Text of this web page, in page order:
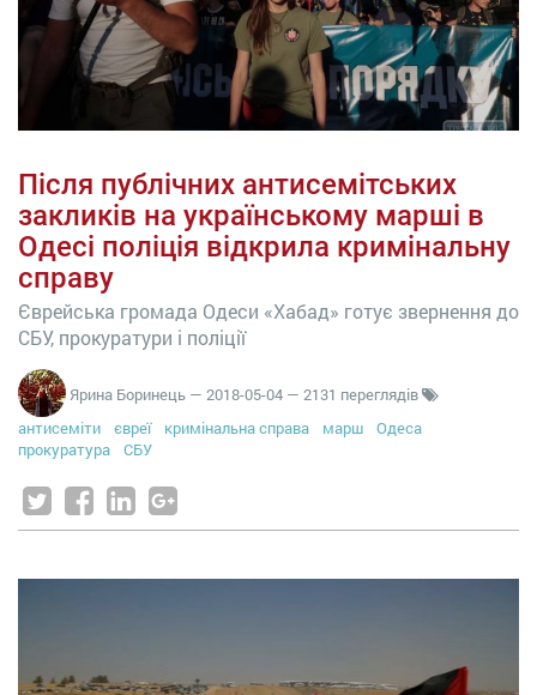
Після публічних антисемітських
закликів на українському марші в
Одесі поліція відкрила кримінальну
справу
Єврейська громада Одеси «Хабад» готує звернення до
СБУ, прокуратури і поліції
Ярина Боринець — 2018-05-04 — 2131 переглядів
антисеміти
євреї кримінальна справа марш
Одеса
прокуратура
СБУ